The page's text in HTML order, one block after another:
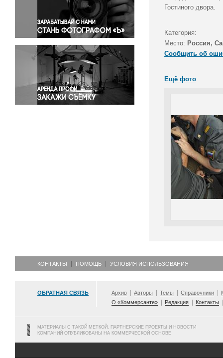
Правосудие
Происшествия и конфликты
Религия
Светская жизнь
Спорт
Экология
Экономика и бизнес
Гостиного двора.
Категория:
Место: Россия,
Сообщить об
Ещё фото
КОНТАКТЫ ПОМОЩЬ УСЛОВИЯ ИСПОЛЬЗОВАНИЯ
ОБРАТНАЯ СВЯЗЬ Архив Авторы Темы Справочники
О «Коммерсанте»
Редакция Контакты
МАТЕРИАЛЫ С ТАКОЙ МЕТКОЙ, ПАРТНЕРСКИЕ ПРОЕКТЫ И НОВОСТИ
КОМПАНИЙ ОПУБЛИКОВАНЫ НА КОММЕРЧЕСКОЙ ОСНОВЕ